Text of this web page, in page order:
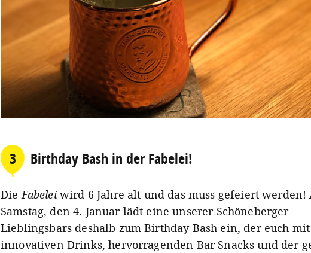
3 Birthday Bash in der Fabelei!
DieFabeleiwird 6 Jahre alt und das muss gefeiert werden!
Samstag, den 4. Januar lädt eine unserer Schöneberger
Lieblingsbars deshalb zum Birthday Bash ein, der euch mit
innovativen Drinks, hervorragenden Bar Snacks und der